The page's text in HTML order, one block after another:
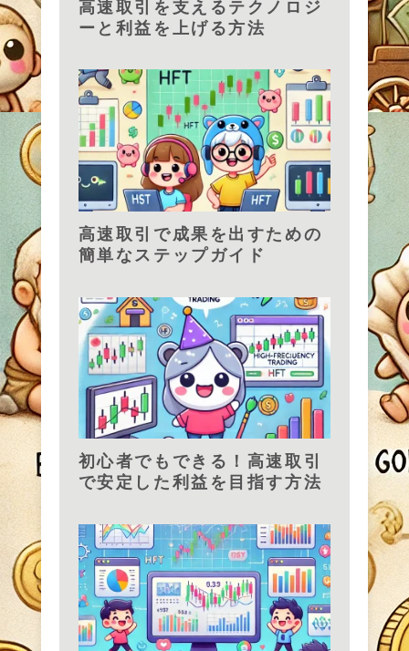
高速取引を支えるテクノロジ
ーと利益を上げる方法
高速取引で成果を出すための
簡単なステップガイド
初心者でもできる！高速取引
で安定した利益を目指す方法